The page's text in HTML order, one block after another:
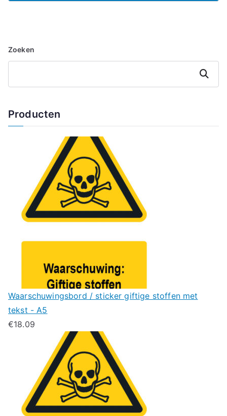
Zoeken
Zoeken
Producten
Waarschuwingsbord / sticker giftige stoffen met
tekst - A5
€18.09